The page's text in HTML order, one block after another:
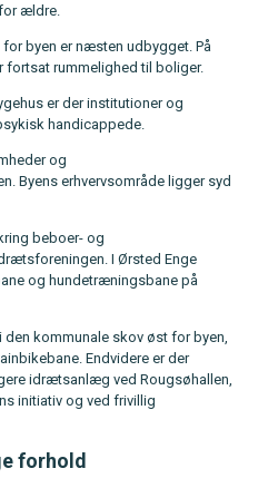
ældre.
byen er næsten udbygget. På
rummelighed til boliger.
er der institutioner og
handicappede.
og
Byens erhvervsområde ligger syd
beboer- og
I Ørsted Enge
og hundetræningsbane på
kommunale skov øst for byen,
Endvidere er der
idrætsanlæg ved Rougsøhallen,
initiativ og ved frivillig
forhold